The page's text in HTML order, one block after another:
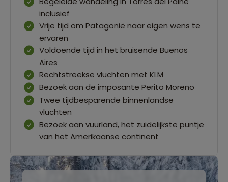
inclusief
Vrije tijd om Patagonië naar eigen wens te
ervaren
Voldoende tijd in het bruisende Buenos
Aires
Rechtstreekse vluchten met KLM
Bezoek aan de imposante Perito Moreno
Twee tijdbesparende binnenlandse
vluchten
Bezoek aan vuurland, het zuidelijkste puntje
van het Amerikaanse continent